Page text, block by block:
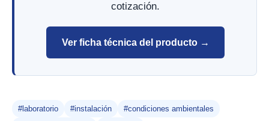
cotización.
Ver ficha técnica del producto →
#laboratorio #instalación #condiciones ambientales